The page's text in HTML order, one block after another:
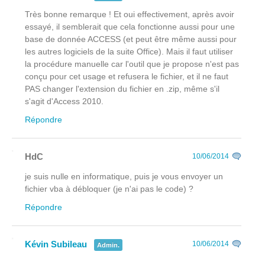
Très bonne remarque ! Et oui effectivement, après avoir
essayé, il semblerait que cela fonctionne aussi pour une
base de donnée ACCESS (et peut être même aussi pour
les autres logiciels de la suite Office). Mais il faut utiliser
la procédure manuelle car l'outil que je propose n'est pas
conçu pour cet usage et refusera le fichier, et il ne faut
PAS changer l'extension du fichier en .zip, même s'il
s'agit d'Access 2010.
Répondre
HdC 10/06/2014
je suis nulle en informatique, puis je vous envoyer un
fichier vba à débloquer (je n'ai pas le code) ?
Répondre
Kévin Subileau Admin. 10/06/2014